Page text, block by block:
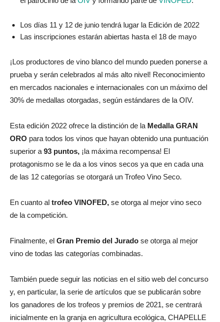
Los días 11 y 12 de junio tendrá lugar la Edición de 2022
Las inscripciones estarán abiertas hasta el 18 de mayo
¡Los productores de vino blanco del mundo pueden ponerse a
prueba y serán celebrados al más alto nivel! Reconocimiento
en mercados nacionales e internacionales con un máximo del
30% de medallas otorgadas, según estándares de la OIV.
Esta edición 2022 ofrece la distinción de la Medalla GRAN
ORO para todos los vinos que hayan obtenido una puntuación
superior a 93 puntos, ¡la máxima recompensa! El
protagonismo se le da a los vinos secos ya que en cada una
de las 12 categorías se otorgará un Trofeo Vino Seco.
En cuanto al trofeo VINOFED, se otorga al mejor vino seco
de la competición.
Finalmente, el Gran Premio del Jurado se otorga al mejor
vino de todas las categorías combinadas.
También puede seguir las noticias en el sitio web del concurso
y, en particular, la serie de artículos que se publicarán sobre
los ganadores de los trofeos y premios de 2021, se centrará
inicialmente en la granja en agricultura ecológica, CHAPELLE